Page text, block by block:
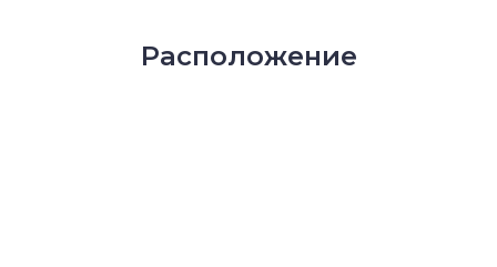
Расположение